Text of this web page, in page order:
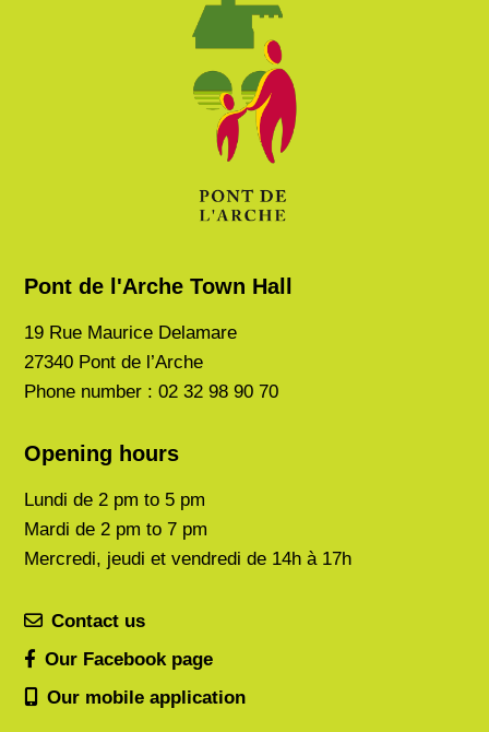
Pont de l'Arche Town Hall
19 Rue Maurice Delamare
27340 Pont de l’Arche
Phone number : 02 32 98 90 70
Opening hours
Lundi de2 pm to 5 pm
Mardi de2 pm to 7 pm
Mercredi, jeudi et vendredi de 14h à 17h
Contact us
Our Facebook page
Our mobile application